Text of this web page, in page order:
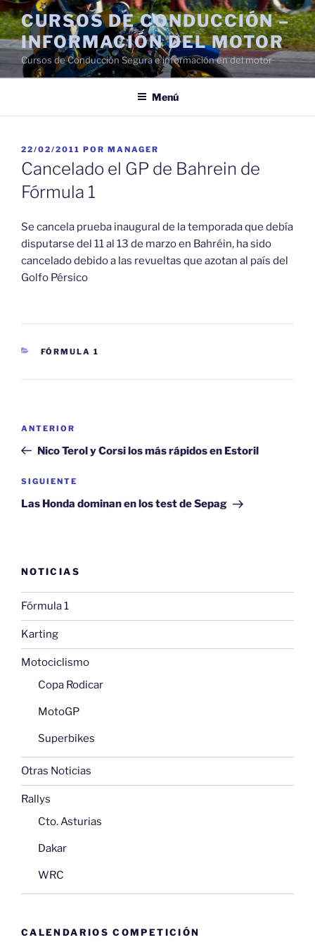
Saltar
al
contenido
CURSOS DE CONDUCCIÓN –
INFORMACIÓN DEL MOTOR
Cursos de Conducción Segura e información en del motor
Menú
PUBLICADO
EL
22/02/2011 POR MANAGER
Cancelado el GP de Bahrein de
Fórmula 1
Se cancela prueba inaugural de la temporada que debía
disputarse del 11 al 13 de marzo en Bahréin, ha sido
cancelado debido a las revueltas que azotan al país del
Golfo Pérsico
CATEGORÍAS
FÓRMULA 1
entradas
Entrada
anterior:
ANTERIOR
Nico Terol y Corsi los más rápidos en Estoril
Siguiente
entrada
SIGUIENTE
Las Honda dominan en los test de Sepag
NOTICIAS
Fórmula 1
Karting
Motociclismo
Copa Rodicar
MotoGP
Superbikes
Otras Noticias
Rallys
Cto. Asturias
Dakar
WRC
CALENDARIOS COMPETICIÓN